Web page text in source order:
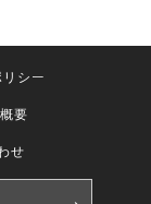
シー
要
せ